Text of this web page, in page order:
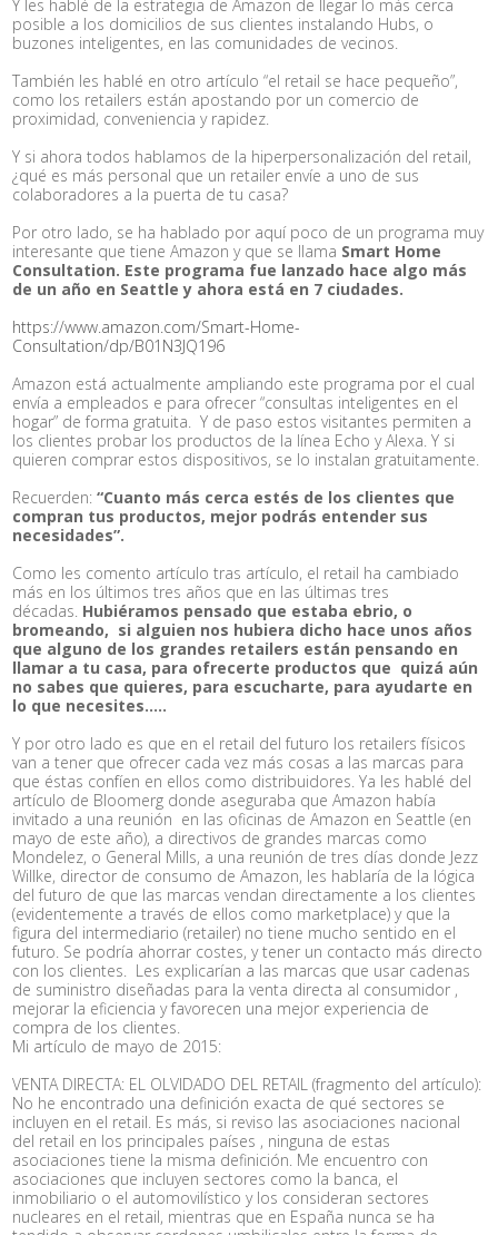
Y les hablé de la estrategia de Amazon de llegar lo más cerca
posible a los domicilios de sus clientes instalando Hubs, o
buzones inteligentes, en las comunidades de vecinos.
También les hablé en otro artículo “el retail se hace pequeño”,
como los retailers están apostando por un comercio de
proximidad, conveniencia y rapidez.
Y si ahora todos hablamos de la hiperpersonalización del retail,
¿qué es más personal que un retailer envíe a uno de sus
colaboradores a la puerta de tu casa?
Por otro lado, se ha hablado por aquí poco de un programa muy
interesante que tiene Amazon y que se llama Smart Home
Consultation. Este programa fue lanzado hace algo más
de un año en Seattle y ahora está en 7 ciudades.
https://www.amazon.com/Smart-Home-
Consultation/dp/B01N3JQ196
Amazon está actualmente ampliando este programa por el cual
envía a empleados e para ofrecer “consultas inteligentes en el
hogar” de forma gratuita. Y de paso estos visitantes permiten a
los clientes probar los productos de la línea Echo y Alexa. Y si
quieren comprar estos dispositivos, se lo instalan gratuitamente.
Recuerden:“Cuanto más cerca estés de los clientes que
compran tus productos, mejor podrás entender sus
necesidades”.
Como les comento artículo tras artículo, el retail ha cambiado
más en los últimos tres años que en las últimas tres
décadas. Hubiéramos pensado que estaba ebrio, o
bromeando, si alguien nos hubiera dicho hace unos años
que alguno de los grandes retailers están pensando en
llamar a tu casa, para ofrecerte productos que quizá aún
no sabes que quieres, para escucharte, para ayudarte en
lo que necesites…..
Y por otro lado es que en el retail del futuro los retailers físicos
van a tener que ofrecer cada vez más cosas a las marcas para
que éstas confíen en ellos como distribuidores. Ya les hablé del
artículo de Bloomerg donde aseguraba que Amazon había
invitado a una reunión en las oficinas de Amazon en Seattle (en
mayo de este año), a directivos de grandes marcas como
Mondelez, o General Mills, a una reunión de tres días donde Jezz
Willke, director de consumo de Amazon, les hablaría de la lógica
del futuro de que las marcas vendan directamente a los clientes
(evidentemente a través de ellos como marketplace) y que la
figura del intermediario (retailer) no tiene mucho sentido en el
futuro. Se podría ahorrar costes, y tener un contacto más directo
con los clientes. Les explicarían a las marcas que usar cadenas
de suministro diseñadas para la venta directa al consumidor ,
mejorar la eficiencia y favorecen una mejor experiencia de
compra de los clientes.
Mi artículo de mayo de 2015:
VENTA DIRECTA: EL OLVIDADO DEL RETAIL (fragmento del artículo):
No he encontrado una definición exacta de qué sectores se
incluyen en el retail. Es más, si reviso las asociaciones nacional
del retail en los principales países , ninguna de estas
asociaciones tiene la misma definición. Me encuentro con
asociaciones que incluyen sectores como la banca, el
inmobiliario o el automovilístico y los consideran sectores
nucleares en el retail, mientras que en España nunca se ha